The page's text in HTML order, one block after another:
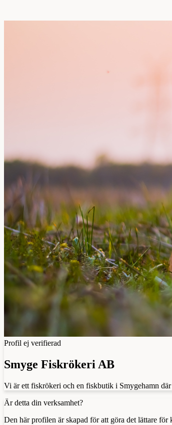
Profil ej verifierad
Smyge Fiskrökeri AB
Vi är ett fiskrökeri och en fiskbutik i Smygehamn
Är detta din verksamhet?
Den här profilen är skapad för att göra det lättare